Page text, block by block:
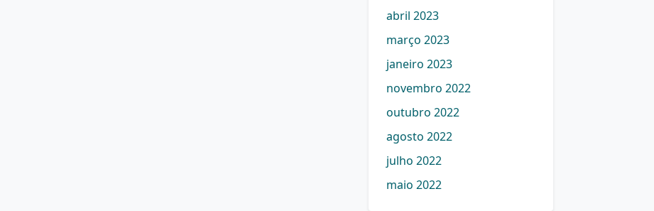
abril 2023
março 2023
janeiro 2023
novembro 2022
outubro 2022
agosto 2022
julho 2022
maio 2022